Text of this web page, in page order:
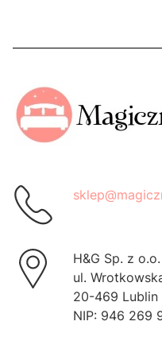
H&G Sp. z o.o.
ul.
20-469 Lublin
NIP: 946 269